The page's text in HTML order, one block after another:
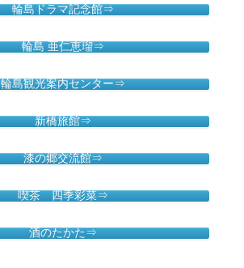
輪島ドラマ記念館⇒
輪島 亜仁恵瑠⇒
輪島観光案内センター⇒
新橋旅館⇒
漆の郷交流館⇒
喫茶 四季彩菜⇒
酒のたかた⇒